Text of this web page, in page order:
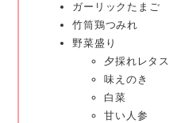
ガーリックたまご
竹筒鶏つみれ
野菜盛り
夕採れレタス
味えのき
白菜
甘い人参